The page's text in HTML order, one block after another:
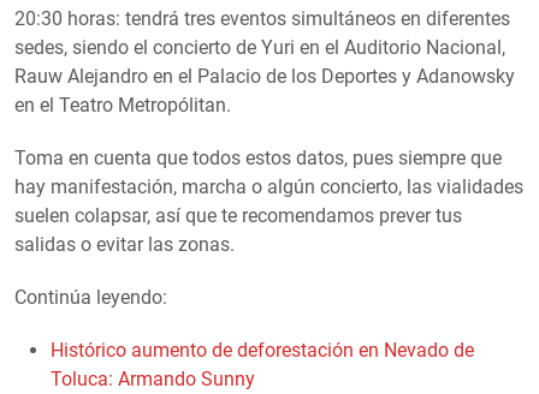
20:30 horas: tendrá tres eventos simultáneos en diferentes
sedes, siendo el concierto de Yuri en el Auditorio Nacional,
Rauw Alejandro en el Palacio de los Deportes y Adanowsky
en el Teatro Metropólitan.
Toma en cuenta que todos estos datos, pues siempre que
hay manifestación, marcha o algún concierto, las vialidades
suelen colapsar, así que te recomendamos prever tus
salidas o evitar las zonas.
Continúa leyendo:
Histórico aumento de deforestación en Nevado de
Toluca: Armando Sunny